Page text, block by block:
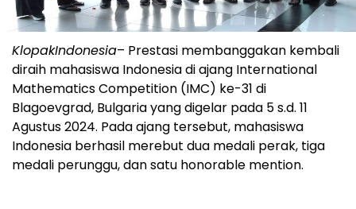
KlopakIndonesia– Prestasi membanggakan kembali
diraih mahasiswa Indonesia di ajang International
Mathematics Competition (IMC) ke-31 di
Blagoevgrad, Bulgaria yang digelar pada 5 s.d. 11
Agustus 2024. Pada ajang tersebut, mahasiswa
Indonesia berhasil merebut dua medali perak, tiga
medali perunggu, dan satu honorable mention.